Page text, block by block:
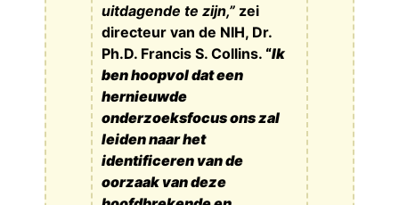
uitdagende te zijn,” zei
directeur van de NIH, Dr.
Ph.D. Francis S. Collins. “Ik
ben hoopvol dat een
hernieuwde
onderzoeksfocus ons zal
leiden naar het
identificeren van de
oorzaak van deze